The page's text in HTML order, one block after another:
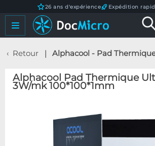
26 ans d'expérience Expédition
Retour Alphacool - Pad Thermique Ultra
Alphacool Pad Thermique
3W/mk 100*100*1mm